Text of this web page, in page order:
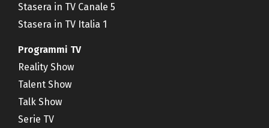
Stasera in TV Canale 5
Stasera in TV Italia 1
Programmi TV
Reality Show
Talent Show
Talk Show
Serie TV